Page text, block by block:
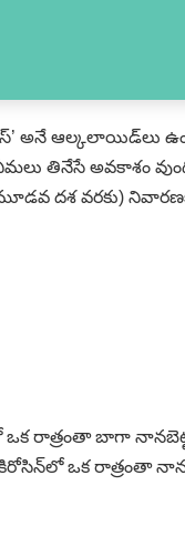
అనే ఆల్కలాయిడ్‌లు
తినేసే అవకాశం
(మూడవ దశ
ఒక రాత్రంతా బాగా
ఒక రాత్రంతా